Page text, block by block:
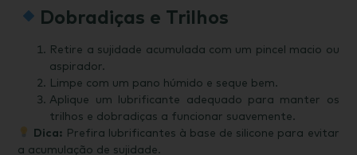
Dobradiças e Trilhos
Retire a sujidade acumulada com um pincel macio ou
aspirador.
Limpe com um pano húmido e seque bem.
Aplique um lubrificante adequado para manter os
trilhos e dobradiças a funcionar suavemente.
Dica: Prefira lubrificantes à base de silicone para evitar
a acumulação de sujidade.